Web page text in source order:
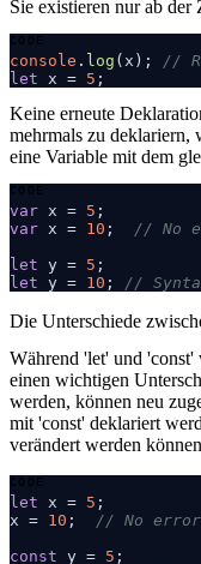
Sie existieren nur ab
console . log (x);
//
let x = 5
Keine erneute
mehrmals zu deklariern,
eine Variable mit dem
var x = 5
var x = 10 ;
// No
let y = 5
let y = 10 ; //
Die Unterschiede
Während 'let' und 'const'
einen wichtigen
werden, können neu
mit 'const' deklariert
verändert werden
let x = 5 ;
x = 10 ;
// No error
const y = 5 ;